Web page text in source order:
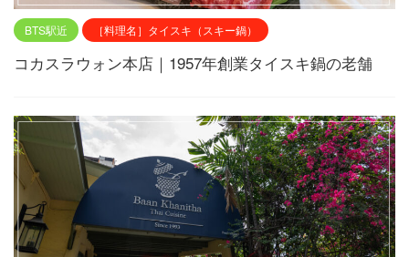
BTS駅近 ［料理名］タイスキ（スキー鍋）
コカスラウォン本店｜1957年創業タイスキ鍋の老舗